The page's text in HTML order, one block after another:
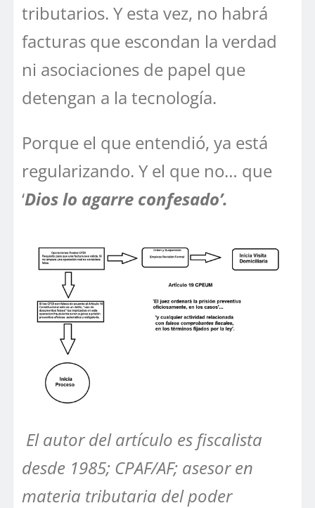
tributarios. Y esta vez, no habrá
facturas que escondan la verdad
ni asociaciones de papel que
detengan a la tecnología.
Porque el que entendió, ya está
regularizando. Y el que no… que
‘Dios lo agarre confesado’.
El autor del artículo es fiscalista
desde 1985; CPAF/AF; asesor en
materia tributaria del poder